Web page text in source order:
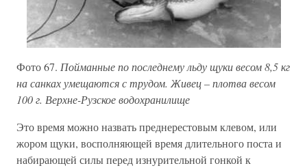
Фото 67. Пойманные по последнему льду щуки весом 8,5 кг
на санках умещаются с трудом. Живец – плотва весом
100 г. Верхне-Рузское водохранилище
Это время можно назвать преднерестовым клевом, или
жором щуки, восполняющей время длительного поста и
набирающей силы перед изнурительной гонкой к